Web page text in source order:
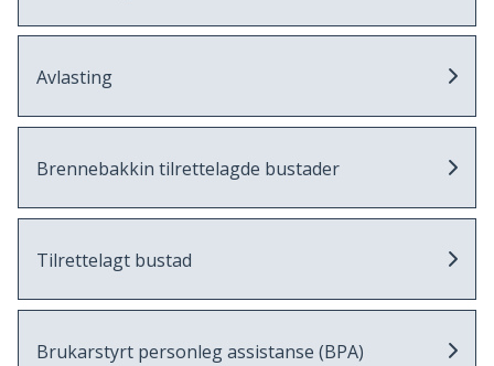
Avlasting
Brennebakkin tilrettelagde bustader
Tilrettelagt bustad
Brukarstyrt personleg assistanse (BPA)